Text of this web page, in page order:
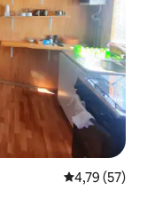
Gemiddelde
4,79 (57)